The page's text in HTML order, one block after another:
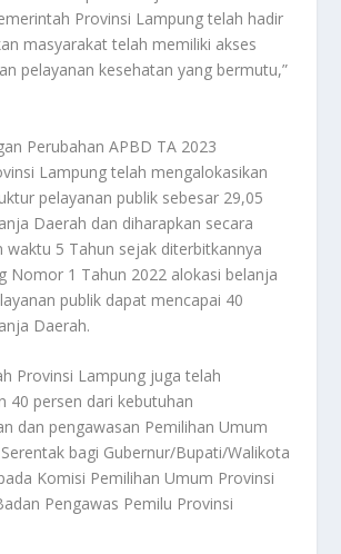
Provinsi Lampung telah hadir
masyarakat telah memiliki akses
pelayanan kesehatan yang bermutu,”
Perubahan APBD TA 2023
Lampung telah mengalokasikan
pelayanan publik sebesar 29,05
Daerah dan diharapkan secara
waktu 5 Tahun sejak diterbitkannya
Nomor 1 Tahun 2022 alokasi belanja
publik dapat mencapai 40
Daerah.
Provinsi Lampung juga telah
40 persen dari kebutuhan
dan pengawasan Pemilihan Umum
bagi Gubernur/Bupati/Walikota
Komisi Pemilihan Umum Provinsi
Pengawas Pemilu Provinsi